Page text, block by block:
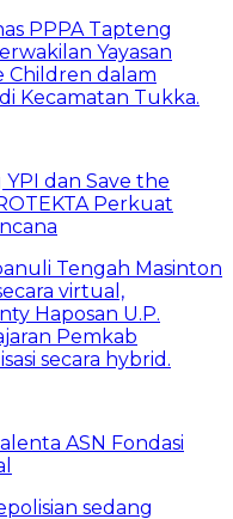
dan Save the
Perkuat
ASN Fondasi